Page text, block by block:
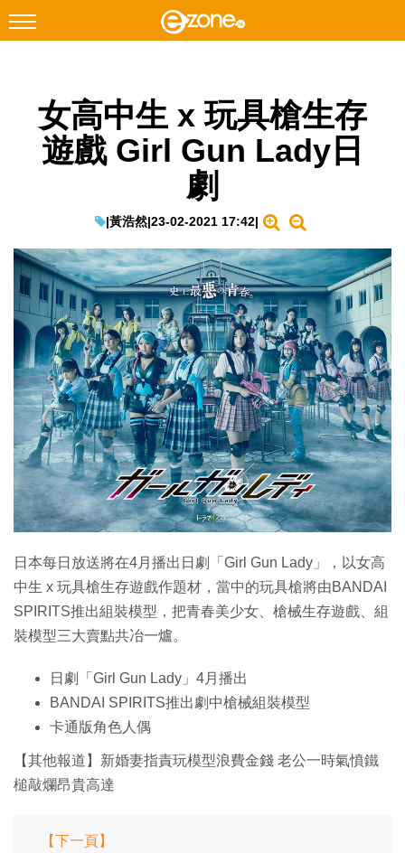
Facebook Instagram
科技焦點
教學評測
EduTech
IT Times
生成式AI與雲端應用
Enterprise Digital Transformation
特集
女高中生 x 玩具槍生存
遊戲 Girl Gun Lady日
劇
|黃浩然|23-02-2021 17:42|
日本每日放送將在4月播出日劇「Girl Gun Lady」，以女高
中生 x 玩具槍生存遊戲作題材，當中的玩具槍將由BANDAI
SPIRITS推出組裝模型，把青春美少女、槍械生存遊戲、組
裝模型三大賣點共冶一爐。
日劇「Girl Gun Lady」4月播出
BANDAI SPIRITS推出劇中槍械組裝模型
卡通版角色人偶
【其他報道】新婚妻指責玩模型浪費金錢 老公一時氣憤鐵
槌敲爛昂貴高達
【下一頁】